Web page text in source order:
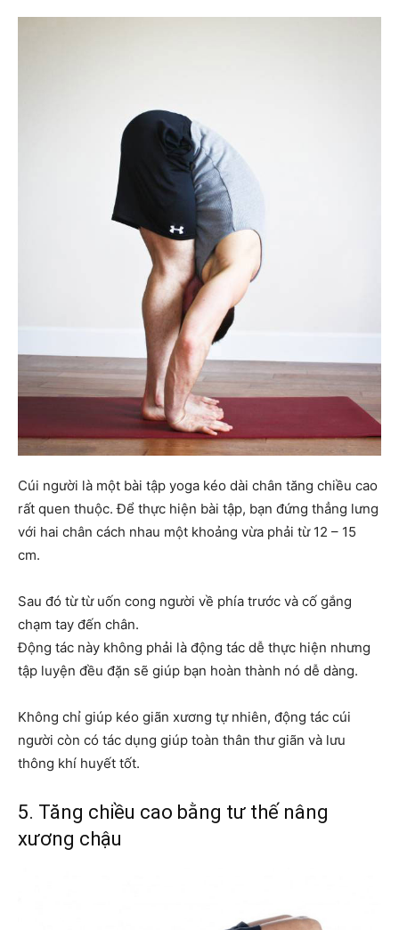
Cúi người là một bài tập yoga kéo dài chân tăng chiều cao
rất quen thuộc. Để thực hiện bài tập, bạn đứng thẳng lưng
với hai chân cách nhau một khoảng vừa phải từ 12 – 15
cm.
Sau đó từ từ uốn cong người về phía trước và cố gắng
chạm tay đến chân.
Động tác này không phải là động tác dễ thực hiện nhưng
tập luyện đều đặn sẽ giúp bạn hoàn thành nó dễ dàng.
Không chỉ giúp kéo giãn xương tự nhiên, động tác cúi
người còn có tác dụng giúp toàn thân thư giãn và lưu
thông khí huyết tốt.
5. Tăng chiều cao bằng tư thế nâng
xương chậu